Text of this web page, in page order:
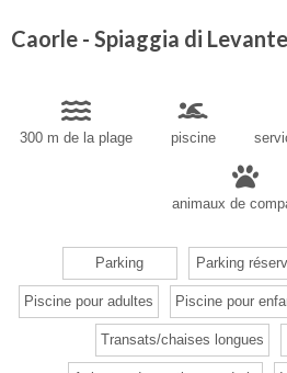
Caorle - Spiaggia di Levante
300 m de la plage piscine
animaux de
Parking Parking
Piscine pour adultes Piscine pour
Transats/chaises longues